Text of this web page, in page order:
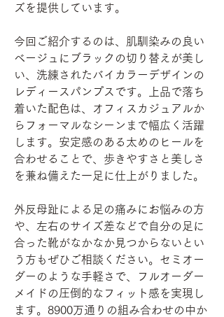
ズを提供しています。
今回ご紹介するのは、肌馴染みの良い
ベージュにブラックの切り替えが美し
い、洗練されたバイカラーデザインの
レディースパンプスです。上品で落ち
着いた配色は、オフィスカジュアルか
らフォーマルなシーンまで幅広く活躍
します。安定感のある太めのヒールを
合わせることで、歩きやすさと美しさ
を兼ね備えた一足に仕上がりました。
外反母趾による足の痛みにお悩みの方
や、左右のサイズ差などで自分の足に
合った靴がなかなか見つからないとい
う方もぜひご相談ください。セミオー
ダーのような手軽さで、フルオーダー
メイドの圧倒的なフィット感を実現し
ます。8900万通りの組み合わせの中か